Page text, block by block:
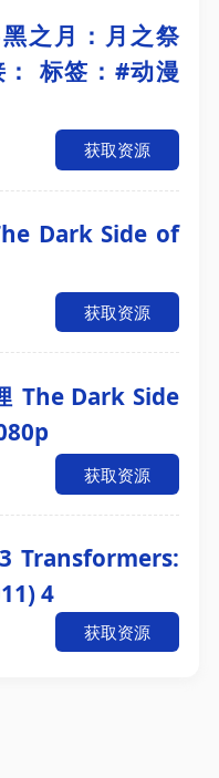
之月：月之祭
标签：#动漫
获取资源
Dark Side of
获取资源
The Dark Side
获取资源
Transformers:
4
获取资源